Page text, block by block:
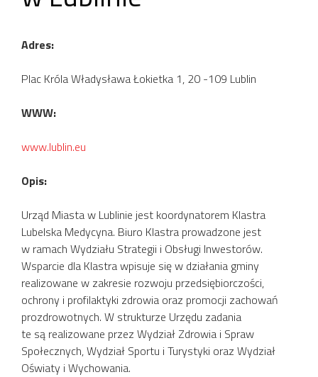
Adres:
Plac Króla Władysława Łokietka 1, 20 -109 Lublin
WWW:
www.lublin.eu
Opis:
Urząd Miasta w Lublinie jest koordynatorem Klastra
Lubelska Medycyna. Biuro Klastra prowadzone jest
w ramach Wydziału Strategii i Obsługi Inwestorów.
Wsparcie dla Klastra wpisuje się w działania gminy
realizowane w zakresie rozwoju przedsiębiorczości,
ochrony i profilaktyki zdrowia oraz promocji zachowań
prozdrowotnych. W strukturze Urzędu zadania
te są realizowane przez Wydział Zdrowia i Spraw
Społecznych, Wydział Sportu i Turystyki oraz Wydział
Oświaty i Wychowania.